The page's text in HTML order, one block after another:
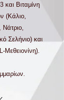
και Βιταμίνη
(Κάλιο,
Σελήνιο) και
Μεθειονίνη).